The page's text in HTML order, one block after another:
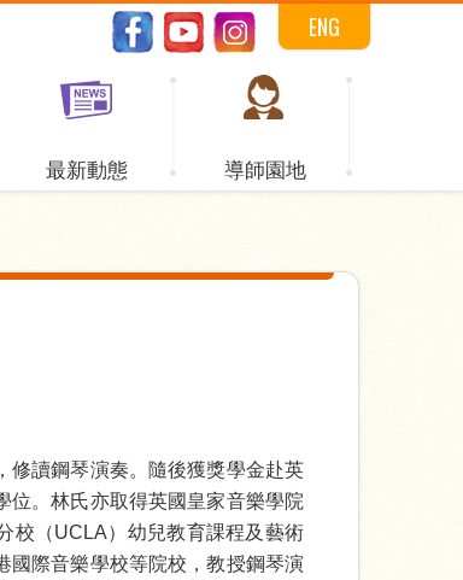
ENG
最新動態 導師園地
修讀鋼琴演奏。隨後獲獎學金赴英
位。林氏亦取得英國皇家音樂學院
校（UCLA）幼兒教育課程及藝術
國際音樂學校等院校，教授鋼琴演